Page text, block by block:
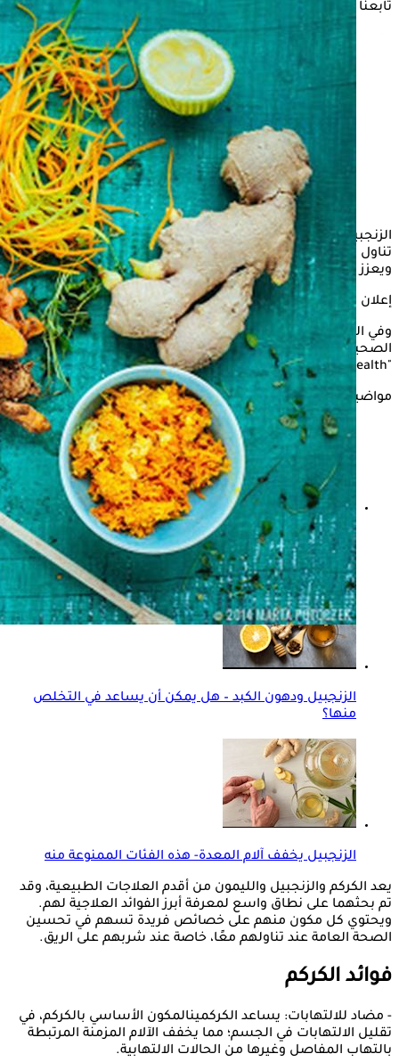
تابعنا على
الزنجبيل والكركم والليمون لهم الكثير من الفوائد الصحية عند
تناول كلٍّ على حدة. ولكن المزج بينهم قد يضاعف تلك الفوائد
ويعزز الصحة العامة للجسم.. ما حقيقة ذلك؟
إعلان
وفي التقرير التالي، يستعرض موقع "الكونسلتو" عددًا من الفوائد
الصحية لتناول الكركم والزنجبيل والليمون على الريق، وفقًا لموقع
"Only my health"
مواضيع ذات صلة
للتخلص من السعال عند الأطفال.. طيبية تنصح بتناول هذا
المشروب
الزنجبيل ودهون الكبد – هل يمكن أن يساعد في التخلص
منها؟
الزنجبيل يخفف آلام المعدة- هذه الفئات الممنوعة منه
يعد الكركم والزنجبيل والليمون من أقدم العلاجات الطبيعية، وقد
تم بحثهما على نطاق واسع لمعرفة أبرز الفوائد العلاجية لهم.
ويحتوي كل مكون منهم على خصائص فريدة تسهم في تحسين
الصحة العامة عند تناولهم معًا، خاصة عند شربهم على الريق.
فوائد الكركم
- مضاد للالتهابات: يساعد الكركمينالمكون الأساسي بالكركم، في
تقليل الالتهابات في الجسم؛ مما يخفف الآلام المزمنة المرتبطة
بالتهاب المفاصل وغيرها من الحالات الالتهابية.